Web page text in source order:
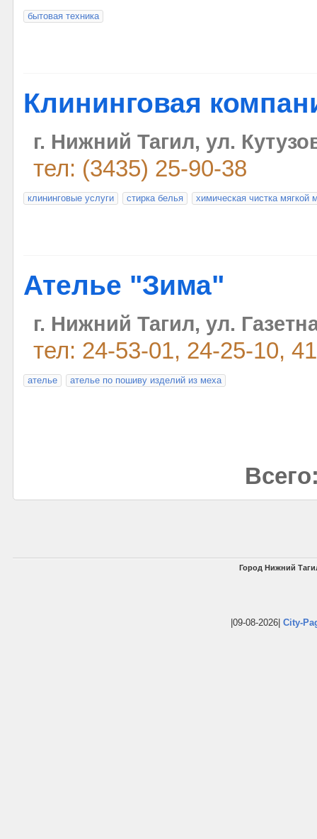
бытовая техника
Клининговая
г. Нижний Тагил, ул.
тел: (3435) 25-90-38
клининговые услуги стирка белья химическая чистка мягкой
Ателье "Зима"
г. Нижний Тагил, ул.
тел: 24-53-01, 24-25-10,
ателье ателье по пошиву изделий из меха
Город Нижний
|09-08-2026| City-